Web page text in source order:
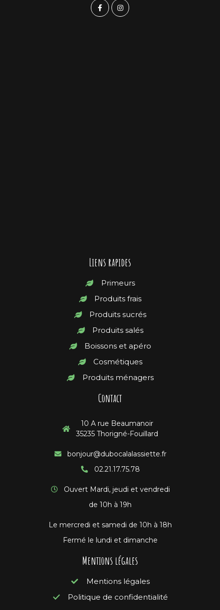
Liens rapides
Primeurs
Produits frais
Produits sucrés
Produits salés
Boissons et apéro
Cosmétiques
Produits ménagers
Contact
10 A rue Beaumanoir
35235 Thorigné-Fouillard
bonjour@dubocalalassiette.fr
02.21.17.75.78
Ouvert Mardi, jeudi et vendredi
de 10h à 19h
Le mercredi et samedi de 10h à 18h
Fermé le lundi et dimanche
Mentions légales
Mentions légales
Politique de confidentialité